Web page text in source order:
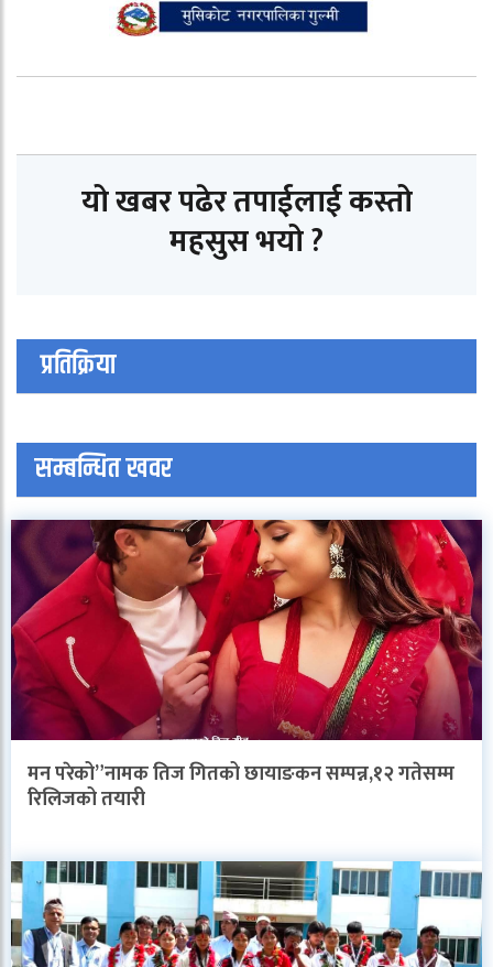
यो खबर पढेर तपाईलाई कस्तो
महसुस भयो ?
प्रतिक्रिया
सम्बन्धित खवर
मन परेको”नामक तिज गितको छायाङकन सम्पन्न,१२ गतेसम्म
रिलिजको तयारी